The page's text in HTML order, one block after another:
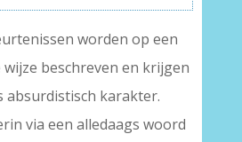
worden op een
beschreven en krijgen
absurdistisch karakter.
via een alledaags woord